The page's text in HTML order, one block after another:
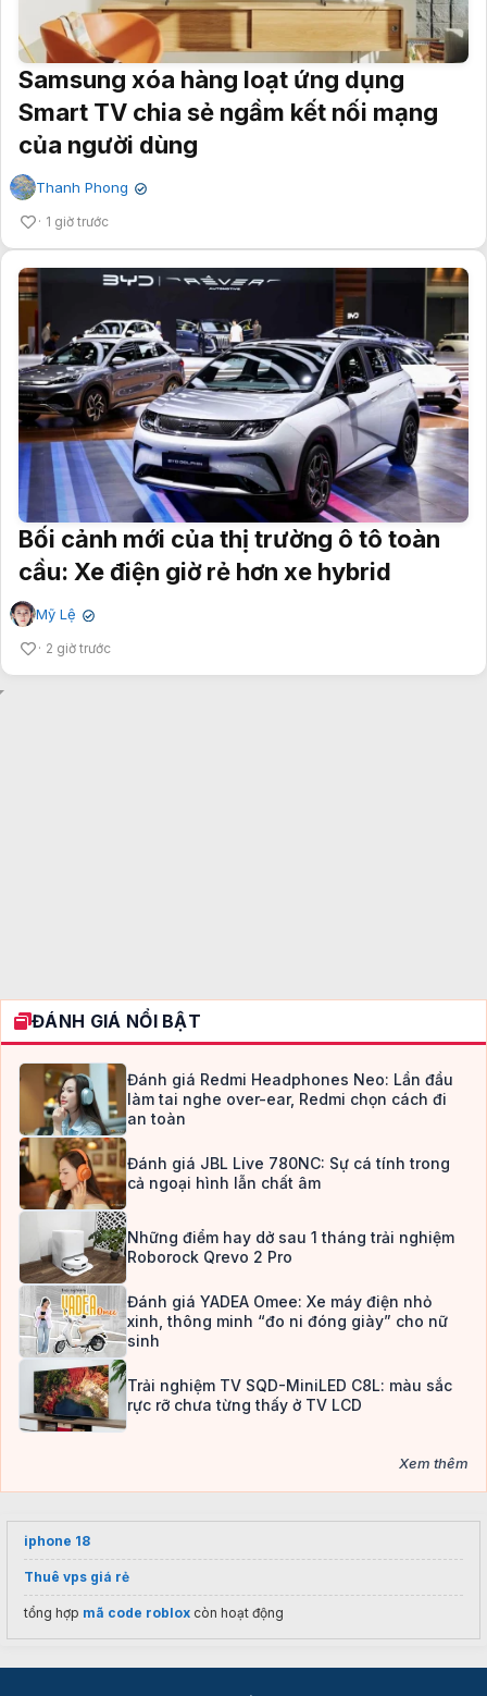
Samsung xóa hàng loạt ứng dụng
Smart TV chia sẻ ngầm kết nối mạng
của người dùng
Thanh Phong ✔
1 giờ trước
Bối cảnh mới của thị trường ô tô toàn
cầu: Xe điện giờ rẻ hơn xe hybrid
Mỹ Lệ ✔
2 giờ trước
ĐÁNH GIÁ NỔI BẬT
Đánh giá Redmi Headphones Neo: Lần đầu
làm tai nghe over-ear, Redmi chọn cách đi
an toàn
Đánh giá JBL Live 780NC: Sự cá tính trong
cả ngoại hình lẫn chất âm
Những điểm hay dở sau 1 tháng trải nghiệm
Roborock Qrevo 2 Pro
Đánh giá YADEA Omee: Xe máy điện nhỏ
xinh, thông minh “đo ni đóng giày” cho nữ
sinh
Trải nghiệm TV SQD-MiniLED C8L: màu sắc
rực rỡ chưa từng thấy ở TV LCD
Xem thêm
iphone 18
Thuê vps giá rẻ
tổng hợp mã code roblox còn hoạt động